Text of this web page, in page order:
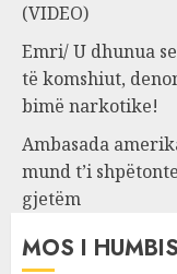
(VIDEO)
Emri/ U dhunua
të komshiut,
bimë narkotike!
Ambasada
mund t’i
gjetëm
MOS I